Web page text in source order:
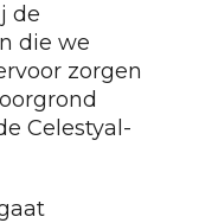
de
die we
zorgen
Celestyal-